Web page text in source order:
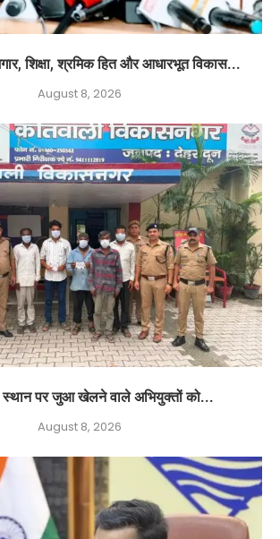
शिक्षा, श्रमिक हित और आधारभूत विकास...
August 8, 2026
स्थान पर जुआ खेलने वाले अभियुक्तों को...
August 8, 2026